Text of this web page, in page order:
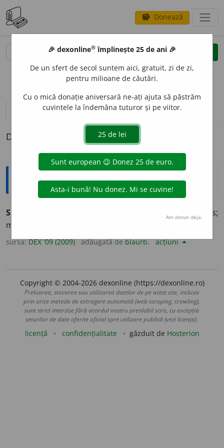
savings Donează
clear
opțiuni
definiții (1) pronunțievolume_up (15)
Definiția cu ID-ul 844010:
Explicative DEX
SMER
Umil, supus, respectuos;
modest. ♦ (
sursa:DEX '09 (2009) adăugată deblaurb. acțiuni
Copyright © 2004-2026 dexonline (https://dexonline.ro)
Preluarea, stocarea sau utilizarea datelor de pe acest site, inclusiv
prin orice metode de extragere automată (web scraping, crawling),
sunt strict interzise fără acordul nostru prealabil scris, cu excepția
seturilor de date oferite oficial spre utilizare publică (vezi licența).
licență confidențialitate găzduit de Hosterion
🎉 dexonline® împlinește 25 de ani 🎉
De un sfert de secol suntem aici, gratuit, zi de zi,
pentru milioane de căutări.
Cu o mică donație aniversară ne-ați ajuta să păstrăm
cuvintele la îndemâna tuturor și pe viitor.
Am donat deja.